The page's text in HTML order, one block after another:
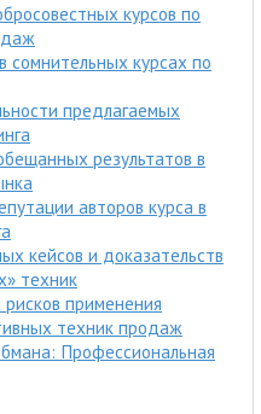
курсов по
сомнительных курсах по
предлагаемых
результатов в
авторов курса в
кейсов и доказательств
техник
применения
техник продаж
Профессиональная